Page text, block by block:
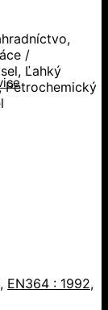
/
Ľahký
Petrochemický
, EN364 : 1992,